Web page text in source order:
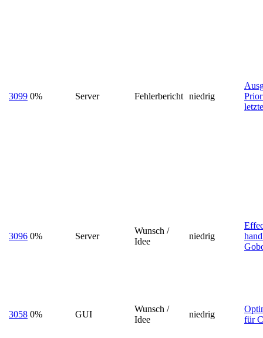
3099 0% Server Fehlerbericht niedrig
3096 0% Server
Wunsch /
Idee
niedrig
3058 0% GUI
Wunsch /
Idee
niedrig
für